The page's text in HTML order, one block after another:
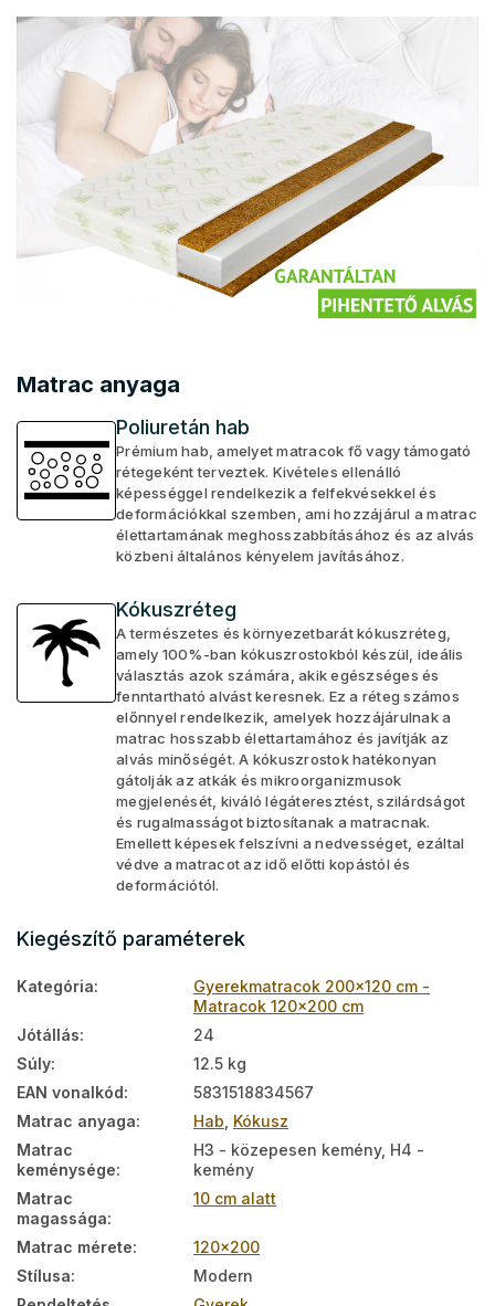
Matrac anyaga
Poliuretán hab
Prémium hab, amelyet matracok fő vagy támogató
rétegeként terveztek. Kivételes ellenálló
képességgel rendelkezik a felfekvésekkel és
deformációkkal szemben, ami hozzájárul a matrac
élettartamának meghosszabbításához és az alvás
közbeni általános kényelem javításához.
Kókuszréteg
A természetes és környezetbarát kókuszréteg,
amely 100%-ban kókuszrostokból készül, ideális
választás azok számára, akik egészséges és
fenntartható alvást keresnek. Ez a réteg számos
előnnyel rendelkezik, amelyek hozzájárulnak a
matrac hosszabb élettartamához és javítják az
alvás minőségét. A kókuszrostok hatékonyan
gátolják az atkák és mikroorganizmusok
megjelenését, kiváló légáteresztést, szilárdságot
és rugalmasságot biztosítanak a matracnak.
Emellett képesek felszívni a nedvességet, ezáltal
védve a matracot az idő előtti kopástól és
deformációtól.
Kiegészítő paraméterek
Kategória:
Gyerekmatracok 200x120 cm -
Matracok 120x200 cm
Jótállás:
24
Súly:
12.5 kg
EAN vonalkód:
5831518834567
Matrac anyaga: Hab Kókusz
Matrac
keménysége:
H3 - közepesen kemény, H4 -
kemény
Matrac
magassága:
10 cm alatt
Matrac mérete:
120x200
Stílusa:
Modern